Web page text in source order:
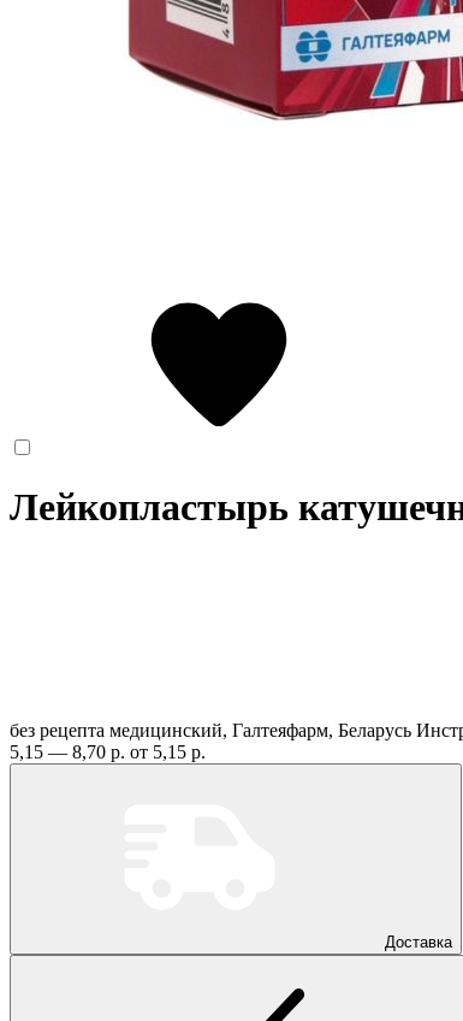
Лейкопластырь
без рецепта медицинский, Галтеяфарм, Беларусь
5,15 — 8,70 р. от 5,15 р.
Доставка